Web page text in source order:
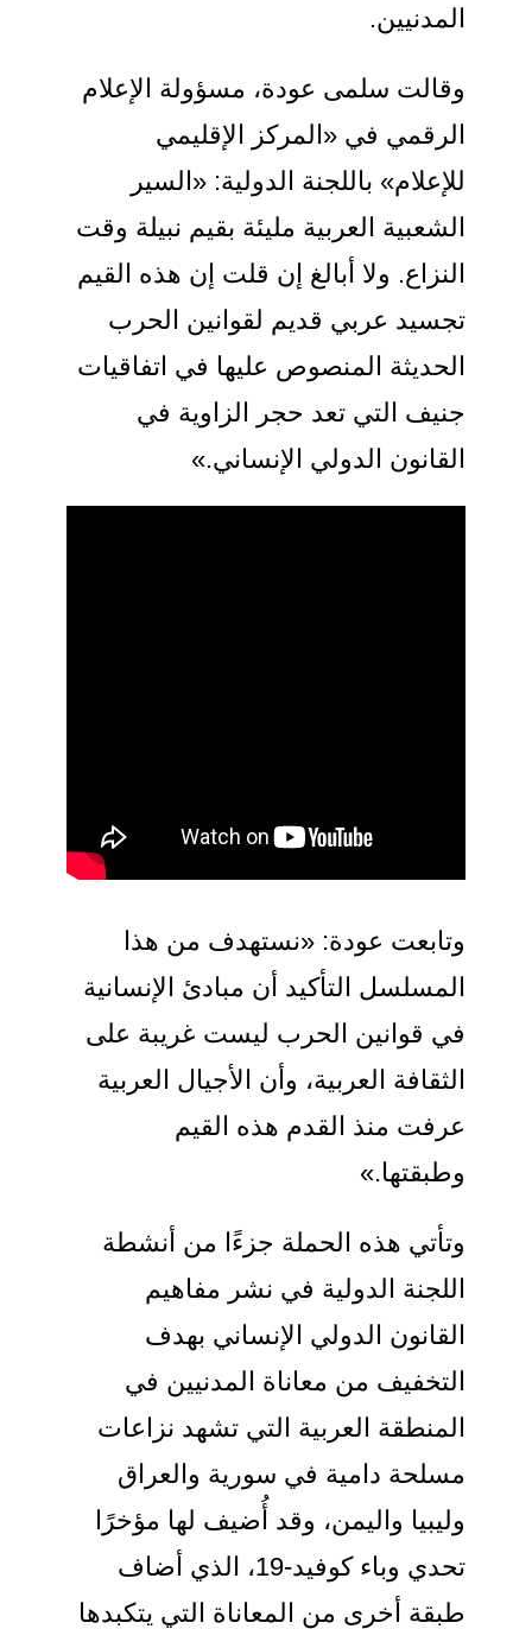
المدنيين.
وقالت سلمى عودة، مسؤولة الإعلام
الرقمي في «المركز الإقليمي
للإعلام» باللجنة الدولية: «السير
الشعبية العربية مليئة بقيم نبيلة وقت
النزاع. ولا أبالغ إن قلت إن هذه القيم
تجسيد عربي قديم لقوانين الحرب
الحديثة المنصوص عليها في اتفاقيات
جنيف التي تعد حجر الزاوية في
القانون الدولي الإنساني.»
وتابعت عودة: «نستهدف من هذا
المسلسل التأكيد أن مبادئ الإنسانية
في قوانين الحرب ليست غريبة على
الثقافة العربية، وأن الأجيال العربية
عرفت منذ القدم هذه القيم
وطبقتها.»
وتأتي هذه الحملة جزءًا من أنشطة
اللجنة الدولية في نشر مفاهيم
القانون الدولي الإنساني بهدف
التخفيف من معاناة المدنيين في
المنطقة العربية التي تشهد نزاعات
مسلحة دامية في سورية والعراق
وليبيا واليمن، وقد أُضيف لها مؤخرًا
تحدي وباء كوفيد-19، الذي أضاف
طبقة أخرى من المعاناة التي يتكبدها